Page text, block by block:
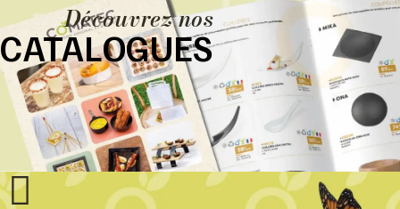
Découvrez nos
CATALOGUES